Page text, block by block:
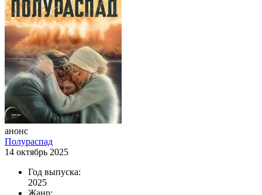
анонс
Полураспад
14 октябрь 2025
Год выпуска:
2025
Жанр: